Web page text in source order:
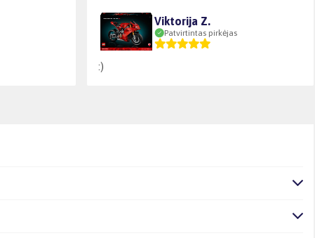
Viktorija Z.
Patvirtintas pirkėjas
:)